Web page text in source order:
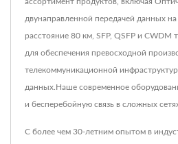
двунаправленной передачей данных
расстояние 80 км, SFP, QSFP и CWDM
для обеспечения превосходной
телекоммуникационной
данных.Наше современное
и бесперебойную связь в сложных
С более чем 30-летним опытом в